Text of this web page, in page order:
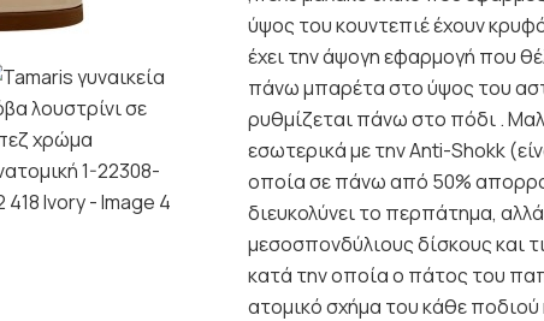
ύψος του κουντεπιέ έχουν
έχει την άψογη εφαρμογή που
πάνω μπαρέτα στο ύψος του
ρυθμίζεται πάνω στο πόδι .
εσωτερικά με την Anti-Shokk
οποία σε πάνω από 50%
διευκολύνει το περπάτημα,
μεσοσπονδύλιους δίσκους και
κατά την οποία ο πάτος του
ατομικό σχήμα του κάθε ποδιού